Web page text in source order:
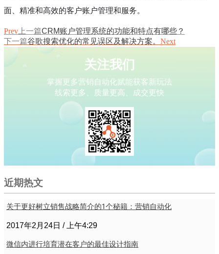
面、精准和高效的客户账户管理和服务。
Prev 上一篇CRM账户管理系统的功能和特点有哪些？
下一篇谷歌搜索优化的常见误区及解决方案。 Next
关注我们
掌握更多营销自动化赋能获客新玩法
线索更多、质量更高、成交更快
近期热文
关于更好树立销售战略简介的1个秘籍：营销自动化
2017年2月24日 上午4:29
微信内进行培育潜在客户的最佳设计指南